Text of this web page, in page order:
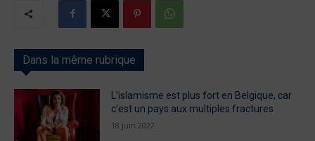
Dans la même rubrique
L’islamisme est plus fort en Belgique, car
c’est un pays aux multiples fractures
18 juin 2022